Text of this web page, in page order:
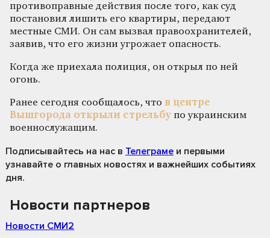
противоправные действия после того, как суд
постановил лишить его квартиры, передают
местные СМИ. Он сам вызвал правоохранителей,
заявив, что его жизни угрожает опасность.
Когда же приехала полиция, он открыл по ней
огонь.
Ранее сегодня сообщалось, что в центре
Вышгорода открыли стрельбу по украинским
военнослужащим.
Подписывайтесь на нас в Телеграме и первыми
узнавайте о главных новостях и важнейших событиях
дня.
Новости партнеров
Новости СМИ2